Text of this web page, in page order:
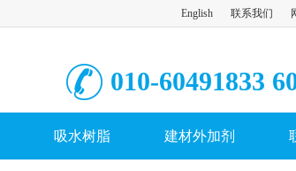
English 联系我们
010-60491833
吸水树脂 建材外加剂